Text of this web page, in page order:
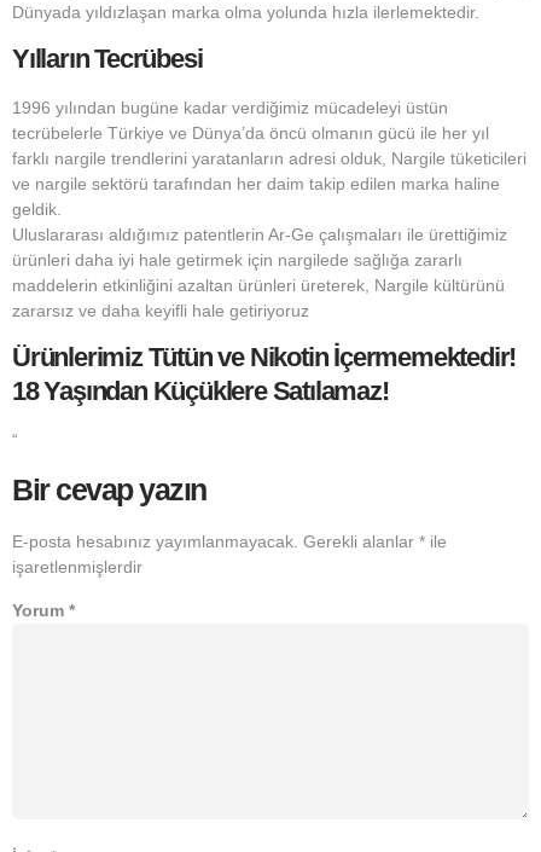
Dünyada yıldızlaşan marka olma yolunda hızla ilerlemektedir.
Yılların Tecrübesi
1996 yılından bugüne kadar verdiğimiz mücadeleyi üstün
tecrübelerle Türkiye ve Dünya’da öncü olmanın gücü ile her yıl
farklı nargile trendlerini yaratanların adresi olduk, Nargile tüketicileri
ve nargile sektörü tarafından her daim takip edilen marka haline
geldik.
Uluslararası aldığımız patentlerin Ar-Ge çalışmaları ile ürettiğimiz
ürünleri daha iyi hale getirmek için nargilede sağlığa zararlı
maddelerin etkinliğini azaltan ürünleri üreterek, Nargile kültürünü
zararsız ve daha keyifli hale getiriyoruz
Ürünlerimiz Tütün ve Nikotin İçermemektedir!
18 Yaşından Küçüklere Satılamaz!
“
Bir cevap yazın
E-posta hesabınız yayımlanmayacak. Gerekli alanlar * ile
işaretlenmişlerdir
Yorum *